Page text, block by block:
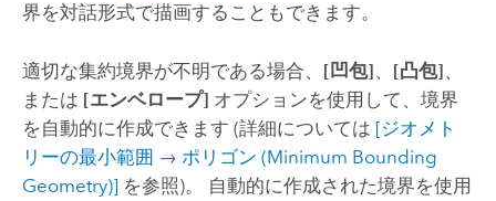
界を対話形式で描画することもできます。
適切な集約境界が不明である場合、 [凹包]、 [凸包]、
または [エンベロープ] オプションを使用して、境界
を自動的に作成できます (詳細については [ジオメト
リーの最小範囲 → ポリゴン (Minimum Bounding
Geometry)]を参照)。 自動的に作成された境界を使用